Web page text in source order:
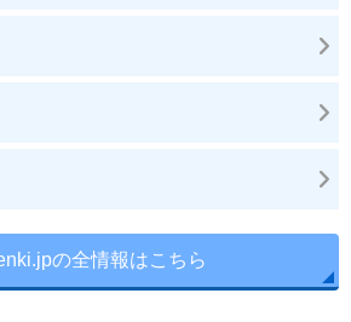
の全情報はこちら